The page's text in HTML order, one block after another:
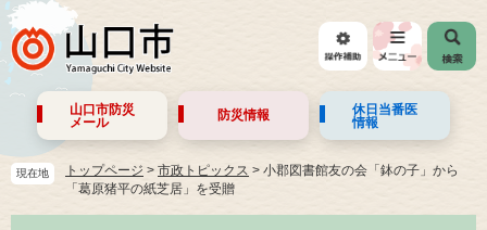
山口市防災
メール
防災情報
休日当番医
情報
現在地 トップページ > 市政トピックス > 小郡図書館友の会「鉢の子」から
「葛原猪平の紙芝居」を受贈